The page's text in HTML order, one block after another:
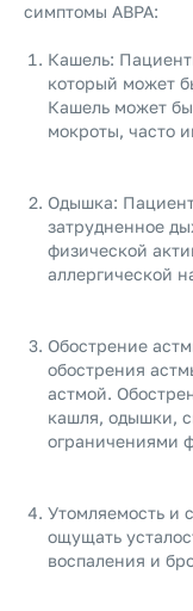
симптомы ABPA:
Кашель:
который может
Кашель может
мокроты, часто
Одышка:
затрудненное
физической
аллергической
Обострение
обострения
астмой.
кашля, одышки,
ограничениями
Утомляемость и
ощущать
воспаления и